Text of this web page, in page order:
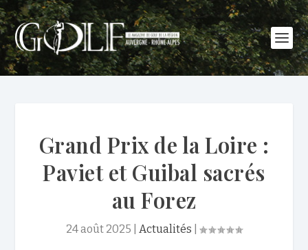
Grand Prix de la Loire :
Paviet et Guibal sacrés
au Forez
24 août 2025 Actualités